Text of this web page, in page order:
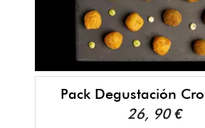
Pack Degustación
26, 90 €